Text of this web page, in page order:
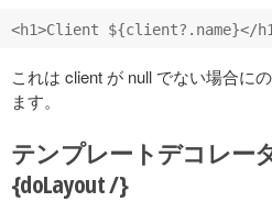
これは client が null でない場合に
ます。
テンプレートデコレー
{doLayout /}